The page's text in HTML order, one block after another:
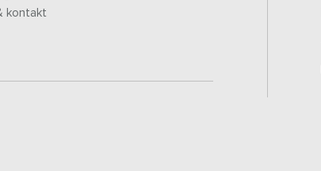
kontakt